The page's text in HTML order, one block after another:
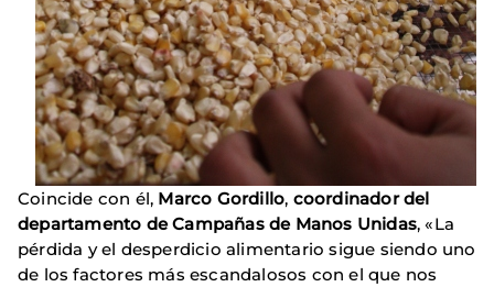
Coincide con él, Marco Gordillo, coordinador del
departamento de Campañas de Manos Unidas, «La
pérdida y el desperdicio alimentario sigue siendo uno
de los factores más escandalosos con el que nos